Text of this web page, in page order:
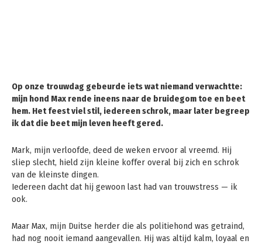
Op onze trouwdag gebeurde iets wat niemand verwachtte:
mijn hond Max rende ineens naar de bruidegom toe en beet
hem. Het feest viel stil, iedereen schrok, maar later begreep
ik dat die beet mijn leven heeft gered.
Mark, mijn verloofde, deed de weken ervoor al vreemd. Hij
sliep slecht, hield zijn kleine koffer overal bij zich en schrok
van de kleinste dingen.
Iedereen dacht dat hij gewoon last had van trouwstress — ik
ook.
Maar Max, mijn Duitse herder die als politiehond was getraind,
had nog nooit iemand aangevallen. Hij was altijd kalm, loyaal en